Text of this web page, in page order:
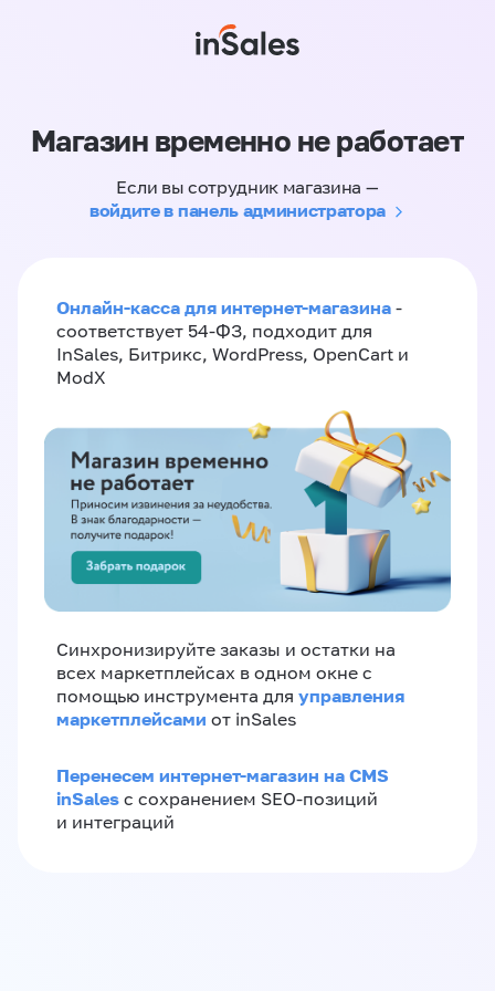
Магазин временно не работает
Если вы сотрудник магазина —
войдите в панель администратора
Онлайн-касса для интернет-магазина -
соответствует 54-ФЗ, подходит для
InSales, Битрикс, WordPress, OpenCart и
ModX
Синхронизируйте заказы и остатки на
всех маркетплейсах в одном окне с
помощью инструмента для управления
маркетплейсами от inSales
Перенесем интернет-магазин на CMS
inSales с сохранением SEO-позиций
и интеграций